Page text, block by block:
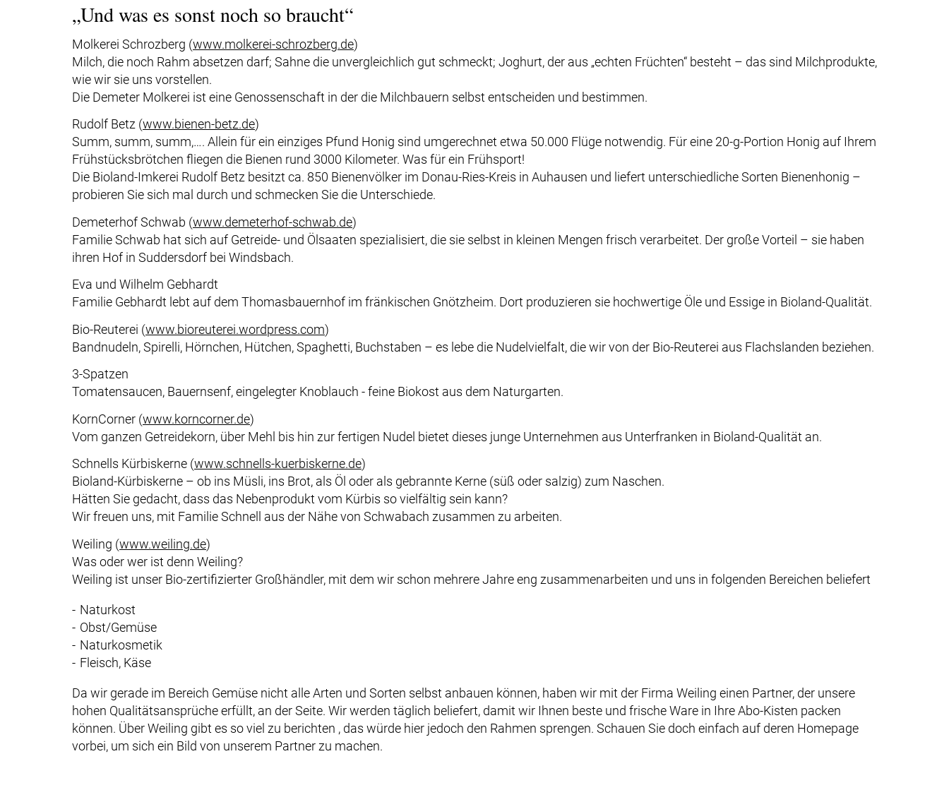
„Und was es sonst noch so braucht“
Molkerei Schrozberg (www.molkerei-schrozberg.de)
Milch, die noch Rahm absetzen darf; Sahne die unvergleichlich gut schmeckt; Joghurt, der aus „echten Früchten“ besteht – das sind Milchprodukte,
wie wir sie uns vorstellen.
Die Demeter Molkerei ist eine Genossenschaft in der die Milchbauern selbst entscheiden und bestimmen.
Rudolf Betz (www.bienen-betz.de)
Summ, summ, summ,…. Allein für ein einziges Pfund Honig sind umgerechnet etwa 50.000 Flüge notwendig. Für eine 20-g-Portion Honig auf Ihrem
Frühstücksbrötchen fliegen die Bienen rund 3000 Kilometer. Was für ein Frühsport!
Die Bioland-Imkerei Rudolf Betz besitzt ca. 850 Bienenvölker im Donau-Ries-Kreis in Auhausen und liefert unterschiedliche Sorten Bienenhonig –
probieren Sie sich mal durch und schmecken Sie die Unterschiede.
Demeterhof Schwab (www.demeterhof-schwab.de)
Familie Schwab hat sich auf Getreide- und Ölsaaten spezialisiert, die sie selbst in kleinen Mengen frisch verarbeitet. Der große Vorteil – sie haben
ihren Hof in Suddersdorf bei Windsbach.
Eva und Wilhelm Gebhardt
Familie Gebhardt lebt auf dem Thomasbauernhof im fränkischen Gnötzheim. Dort produzieren sie hochwertige Öle und Essige in Bioland-Qualität.
Bio-Reuterei (www.bioreuterei.wordpress.com)
Bandnudeln, Spirelli, Hörnchen, Hütchen, Spaghetti, Buchstaben – es lebe die Nudelvielfalt, die wir von der Bio-Reuterei aus Flachslanden beziehen.
3-Spatzen
Tomatensaucen, Bauernsenf, eingelegter Knoblauch - feine Biokost aus dem Naturgarten.
KornCorner (www.korncorner.de)
Vom ganzen Getreidekorn, über Mehl bis hin zur fertigen Nudel bietet dieses junge Unternehmen aus Unterfranken in Bioland-Qualität an.
Schnells Kürbiskerne (www.schnells-kuerbiskerne.de)
Bioland-Kürbiskerne – ob ins Müsli, ins Brot, als Öl oder als gebrannte Kerne (süß oder salzig) zum Naschen.
Hätten Sie gedacht, dass das Nebenprodukt vom Kürbis so vielfältig sein kann?
Wir freuen uns, mit Familie Schnell aus der Nähe von Schwabach zusammen zu arbeiten.
Weiling (www.weiling.de)
Was oder wer ist denn Weiling?
Weiling ist unser Bio-zertifizierter Großhändler, mit dem wir schon mehrere Jahre eng zusammenarbeiten und uns in folgenden Bereichen beliefert
Naturkost
Obst/Gemüse
Naturkosmetik
Fleisch, Käse
Da wir gerade im Bereich Gemüse nicht alle Arten und Sorten selbst anbauen können, haben wir mit der Firma Weiling einen Partner, der unsere
hohen Qualitätsansprüche erfüllt, an der Seite. Wir werden täglich beliefert, damit wir Ihnen beste und frische Ware in Ihre Abo-Kisten packen
können. Über Weiling gibt es so viel zu berichten , das würde hier jedoch den Rahmen sprengen. Schauen Sie doch einfach auf deren Homepage
vorbei, um sich ein Bild von unserem Partner zu machen.